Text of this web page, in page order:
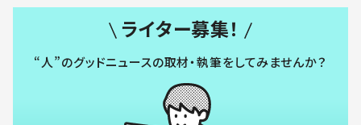
ライター募集！
“人”のグッドニュースの取材・執筆をしてみませんか？